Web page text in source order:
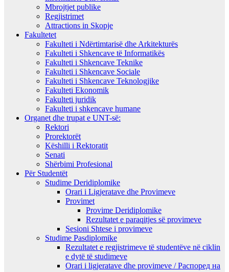
Mbrojtjet publike
Regjistrimet
Attractions in Skopje
Fakultetet
Fakulteti i Ndërtimtarisë dhe Arkitekturës
Fakulteti i Shkencave të Informatikës
Fakulteti i Shkencave Teknike
Fakulteti i Shkencave Sociale
Fakulteti i Shkencave Teknologjike
Fakulteti Ekonomik
Fakulteti juridik
Fakulteti i shkencave humane
Organet dhe trupat e UNT-së:
Rektori
Prorektorët
Këshilli i Rektoratit
Senati
Shërbimi Profesional
Për Studentët
Studime Deridiplomike
Orari i Ligjeratave dhe Provimeve
Provimet
Provime Deridiplomike
Rezultatet e paraqitjes së provimeve
Sesioni Shtese i provimeve
Studime Pasdiplomike
Rezultatet e regjistrimeve të studentëve në ciklin
e dytë të studimeve
Orari i ligjeratave dhe provimeve / Распоред на